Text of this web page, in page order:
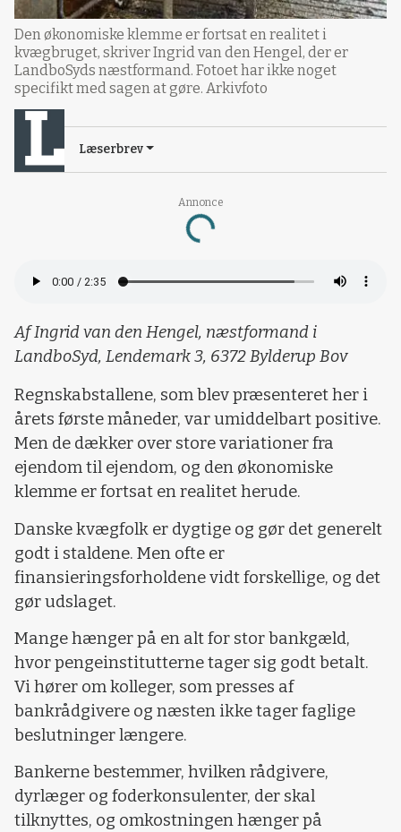
Annonce
Loading...
Den økonomiske klemme er fortsat en realitet i
kvægbruget, skriver Ingrid van den Hengel, der er
LandboSyds næstformand. Fotoet har ikke noget
specifikt med sagen at gøre. Arkivfoto
Læserbrev
Af Ingrid van den Hengel, næstformand i
LandboSyd, Lendemark 3, 6372 Bylderup Bov
Regnskabstallene, som blev præsenteret her i
årets første måneder, var umiddelbart positive.
Men de dækker over store variationer fra
ejendom til ejendom, og den økonomiske
klemme er fortsat en realitet herude.
Danske kvægfolk er dygtige og gør det generelt
godt i staldene. Men ofte er
finansieringsforholdene vidt forskellige, og det
gør udslaget.
Mange hænger på en alt for stor bankgæld,
hvor pengeinstitutterne tager sig godt betalt.
Vi hører om kolleger, som presses af
bankrådgivere og næsten ikke tager faglige
beslutninger længere.
Bankerne bestemmer, hvilken rådgivere,
dyrlæger og foderkonsulenter, der skal
tilknyttes, og omkostningen hænger på